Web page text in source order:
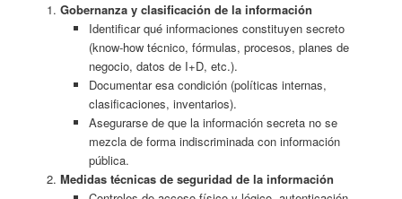
Gobernanza y clasificación de la información
Identificar qué informaciones constituyen secreto
(know‑how técnico, fórmulas, procesos, planes de
negocio, datos de I+D, etc.).
Documentar esa condición (políticas internas,
clasificaciones, inventarios).
Asegurarse de que la información secreta no se
mezcla de forma indiscriminada con información
pública.
Medidas técnicas de seguridad de la información